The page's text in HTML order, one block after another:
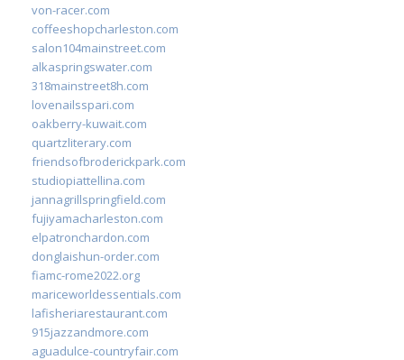
von-racer.com
coffeeshopcharleston.com
salon104mainstreet.com
alkaspringswater.com
318mainstreet8h.com
lovenailsspari.com
oakberry-kuwait.com
quartzliterary.com
friendsofbroderickpark.com
studiopiattellina.com
jannagrillspringfield.com
fujiyamacharleston.com
elpatronchardon.com
donglaishun-order.com
fiamc-rome2022.org
mariceworldessentials.com
lafisheriarestaurant.com
915jazzandmore.com
aguadulce-countryfair.com